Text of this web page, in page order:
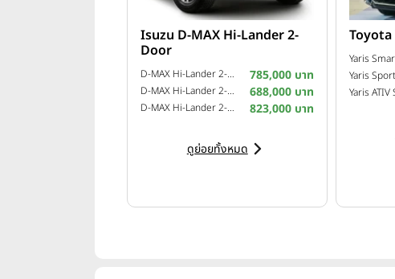
Isuzu D-MAX Hi-Lander 2-
Door
D-MAX Hi-Lander 2-Door 2.5 Z VGS Turbo ฉลอง 99 ปี อีซูซุ ปี 2015 785,000 บาท
D-MAX Hi-Lander 2-Door 2.5 L ปี 2011 688,000 บาท
D-MAX Hi-Lander 2-Door 3.0 Z-Prestige VGS Turbo ปี 2013 823,000 บาท
ดูย่อยทั้งหมด
Toyota
Yaris
Yaris
Yaris